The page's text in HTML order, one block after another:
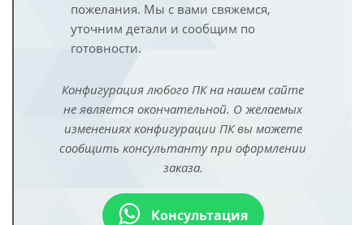
пожелания. Мы с вами свяжемся,
уточним детали и сообщим по
готовности.
Конфигурация любого ПК на нашем сайте
не является окончательной. О желаемых
изменениях конфигурации ПК вы можете
сообщить консультанту при оформлении
заказа.
Консультация